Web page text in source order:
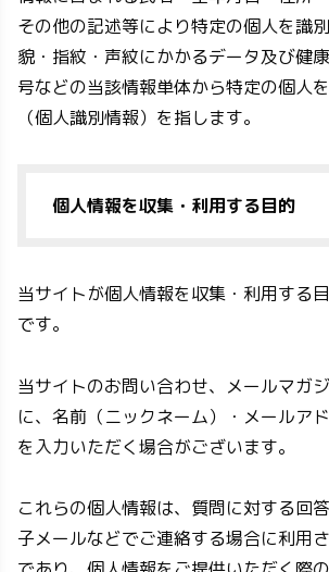
その他の記述等により特定の個人を識
貌・指紋・声紋にかかるデータ及び健
号などの当該情報単体から特定の個人
（個人識別情報）を指します。
個人情報を収集・利用する目的
当サイトが個人情報を収集・利用する
です。
当サイトのお問い合わせ、メールマガ
に、名前（ニックネーム）・メールア
を入力いただく場合がございます。
これらの個人情報は、質問に対する回
子メールなどでご連絡する場合に利用